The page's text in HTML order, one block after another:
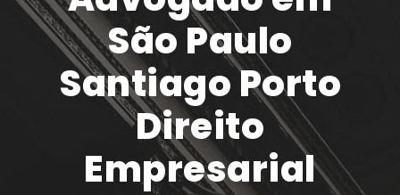
São Paulo
Santiago Porto
Direito
Empresarial